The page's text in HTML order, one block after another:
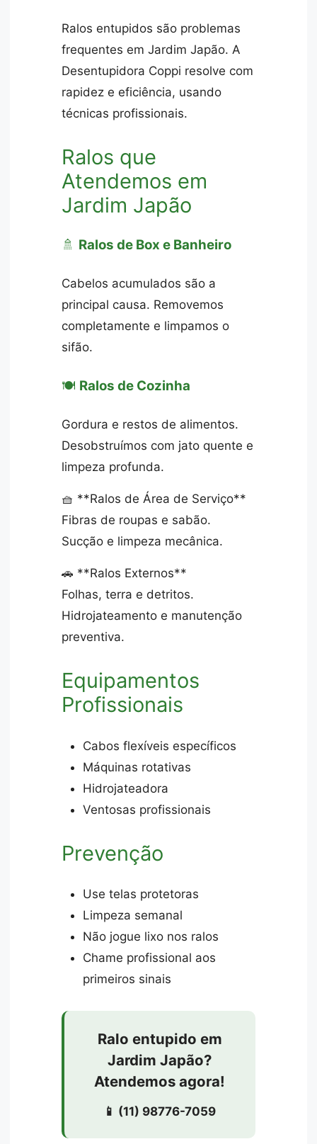
Ralos entupidos são problemas
frequentes em Jardim Japão. A
Desentupidora Coppi resolve com
rapidez e eficiência, usando
técnicas profissionais.
Ralos que
Atendemos em
Jardim Japão
🚿 Ralos de Box e Banheiro
Cabelos acumulados são a
principal causa. Removemos
completamente e limpamos o
sifão.
🍽️ Ralos de Cozinha
Gordura e restos de alimentos.
Desobstruímos com jato quente e
limpeza profunda.
🧺 **Ralos de Área de Serviço**
Fibras de roupas e sabão.
Sucção e limpeza mecânica.
🚗 **Ralos Externos**
Folhas, terra e detritos.
Hidrojateamento e manutenção
preventiva.
Equipamentos
Profissionais
Cabos flexíveis específicos
Máquinas rotativas
Hidrojateadora
Ventosas profissionais
Prevenção
Use telas protetoras
Limpeza semanal
Não jogue lixo nos ralos
Chame profissional aos
primeiros sinais
Ralo entupido em
Jardim Japão?
Atendemos agora!
📱 (11) 98776-7059